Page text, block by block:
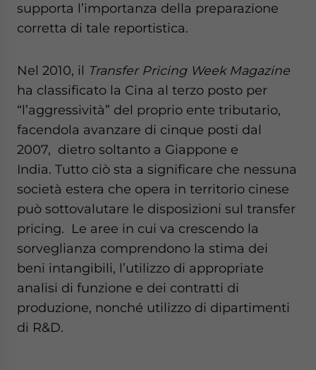
supporta l’importanza della preparazione
corretta di tale reportistica.
Nel 2010, il Transfer Pricing Week Magazine
ha classificato la Cina al terzo posto per
“l’aggressività” del proprio ente tributario,
facendola avanzare di cinque posti dal
2007, dietro soltanto a Giappone e
India. Tutto ciò sta a significare che nessuna
società estera che opera in territorio cinese
può sottovalutare le disposizioni sul transfer
pricing. Le aree in cui va crescendo la
sorveglianza comprendono la stima dei
beni intangibili, l’utilizzo di appropriate
analisi di funzione e dei contratti di
produzione, nonché utilizzo di dipartimenti
di R&D.